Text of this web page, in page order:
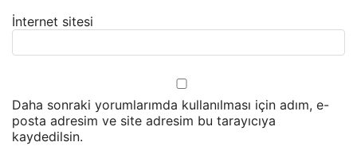
İnternet sitesi
Daha sonraki yorumlarımda kullanılması için adım, e-
posta adresim ve site adresim bu tarayıcıya
kaydedilsin.